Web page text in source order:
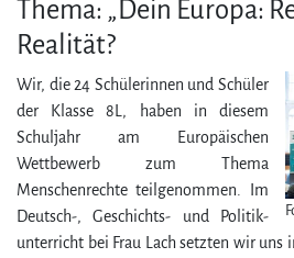
Thema: „Dein Europa:
Realität?
Wir, die 24 Schüler­innen und Schüler
der Klasse 8L, haben in diesem
Schuljahr am Europäischen
Wettbewerb zum Thema
Menschenrechte teilgenommen. Im
Deutsch-, Geschichts- und Politik­
unter­richt bei Frau Lach setzten wir